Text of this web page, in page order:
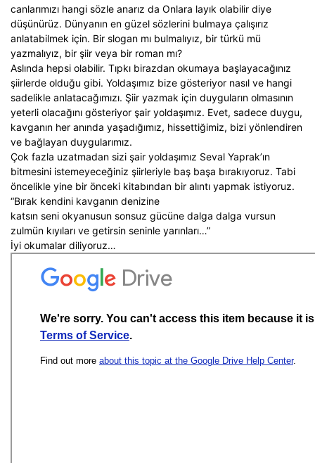
canlarımızı hangi sözle anarız da Onlara layık olabilir diye
düşünürüz. Dünyanın en güzel sözlerini bulmaya çalışırız
anlatabilmek için. Bir slogan mı bulmalıyız, bir türkü mü
yazmalıyız, bir şiir veya bir roman mı?
Aslında hepsi olabilir. Tıpkı birazdan okumaya başlayacağınız
şiirlerde olduğu gibi. Yoldaşımız bize gösteriyor nasıl ve hangi
sadelikle anlatacağımızı. Şiir yazmak için duyguların olmasının
yeterli olacağını gösteriyor şair yoldaşımız. Evet, sadece duygu,
kavganın her anında yaşadığımız, hissettiğimiz, bizi yönlendiren
ve bağlayan duygularımız.
Çok fazla uzatmadan sizi şair yoldaşımız Seval Yaprak’ın
bitmesini istemeyeceğiniz şiirleriyle baş başa bırakıyoruz. Tabi
öncelikle yine bir önceki kitabından bir alıntı yapmak istiyoruz.
“Bırak kendini kavganın denizine
katsın seni okyanusun sonsuz gücüne dalga dalga vursun
zulmün kıyıları ve getirsin seninle yarınları…”
İyi okumalar diliyoruz…